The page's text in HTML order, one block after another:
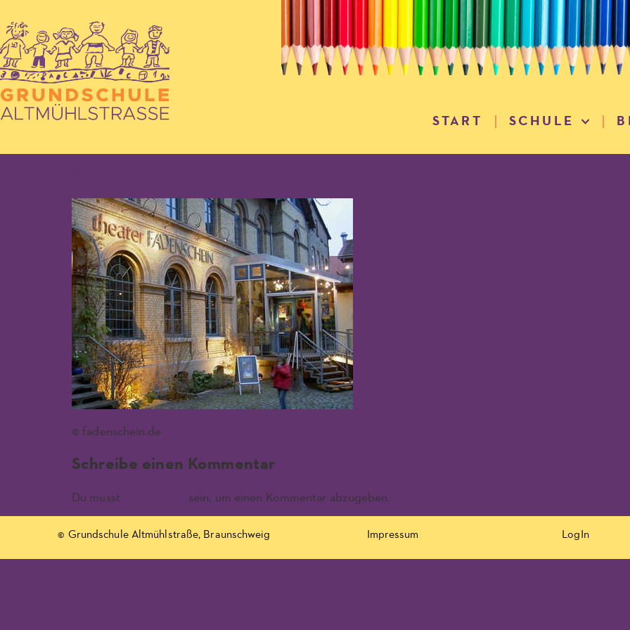
START SCHULE
© fadenschein.de
Schreibe einen Kommentar
Du musst sein, um einen Kommentar abzugeben.
© Grundschule Altmühlstraße, Braunschweig Impressum LogIn